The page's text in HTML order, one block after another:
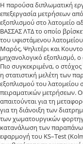
Η παρούσα διπλωματική
επεξεργασία μετρήσεων
εξοπλισμού στο λατομείο
ΒΑΣΣΑΣ ΛΤΔ το οποίο
του υφιστάμενου λατομείου
Μαρός, Ψηλιτέρι και
μηχανολογικό εξοπλισμό, ο
Πιο συγκεκριμένα, ο
η στατιστική μελέτη των
εξοπλισμού του
πειραματικών μετρήσεων.
απαιτούνται για τη
για τη διάνοιξη των
των χωματουργικών
κατανάλωση των παραπάνω
εφαρμογή του KS–Test